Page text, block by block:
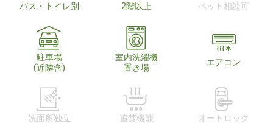
バス・トイレ別 2階以上 ペット相談可
駐車場
(近隣含)
室内洗濯機
置き場
エアコン
洗面所独立 追焚機能 オートロック